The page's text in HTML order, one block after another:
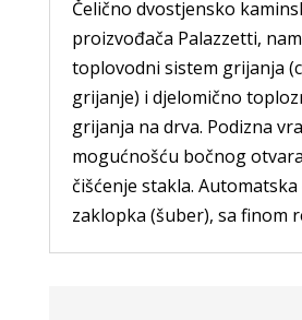
Čelično dvostjensko
proizvođača Palazzetti,
toplovodni sistem grijanja
grijanje) i djelomično
grijanja na drva. Podizna
mogućnošću bočnog
čišćenje stakla. Automatska
zaklopka (šuber), sa finom